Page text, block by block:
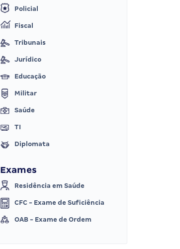
Policial
Fiscal
Tribunais
Jurídico
Educação
Militar
Saúde
TI
Diplomata
Exames
Residência em Saúde
CFC - Exame de Suficiência
OAB - Exame de Ordem